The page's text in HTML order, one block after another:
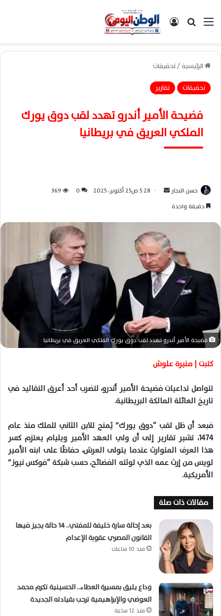
القائمةبحث عن تسجيل الدخول
الرئيسية/تحقيقات
تحقيقات
تقارير
فضيحة الأمير أندرو تهدد لقب دوق يورك
الملكي العريق في بريطانيا
حسن النجار
ب
ر
د
ا
ك
ن
ا
5:28 ص25 أكتوبر، 2025 0
369
دقيقة واحدة
فضيحة الأمير أندرو تهدد لقب دوق يورك الملكي العريق في بريطانيا
كتبت | منيرة علوش
تتواصل تداعيات فضيحة الأمير أندرو، لتضرب أحد أعرق التقاليد في
تاريخ العائلة المالكة البريطانية.
فبعد أن ظل لقب “دوق يورك” يُمنح للابن الثاني للملك منذ عام
1474، تشير تقارير إلى أن ولي العهد الأمير ويليام يعتزم كسر
هذا العرف المتوارث عندما يتولى العرش، حفاظًا على ابنه الأمير
لويس من إرث عمه الذي لوثته الفضائح، حسب شبكة “فوكس نيوز”
الأمريكية.
مقالات ذات صلة
بعد إحالة سارة خليفة للمفتي.. 14 حالة يجيز فيها
القانون المصري عقوبة الإعدام
منذ 10 ساعات
وداع يليق بمسيرة العطاء.. الحسينية تكرم محمد
العوضي والإبراهيمية ترحب بقيادته الجديدة
منذ 12 ساعة